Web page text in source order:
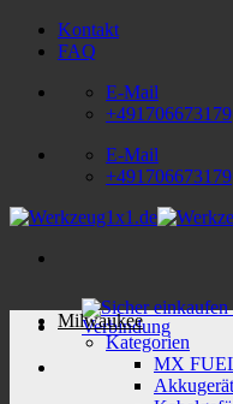
Zum
Inhalt
Kontakt
FAQ
E-Mail
+491706673179
E-Mail
+491706673179
Milwaukee
Kategorien
MX